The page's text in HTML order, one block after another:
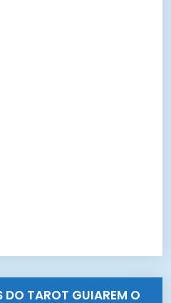
DO TAROT GUIAREM O